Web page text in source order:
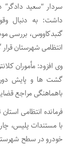
سردار “سعيد
داشت: به دنبال
گنبدكاووس، بررسی
انتظامی شهرستان
گشت ها و پايش
باهماهنگی مراجع
فرمانده انتظامی
خودرو در سطح